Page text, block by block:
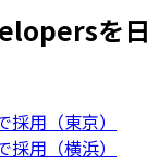
を日
用（東京）
用（横浜）